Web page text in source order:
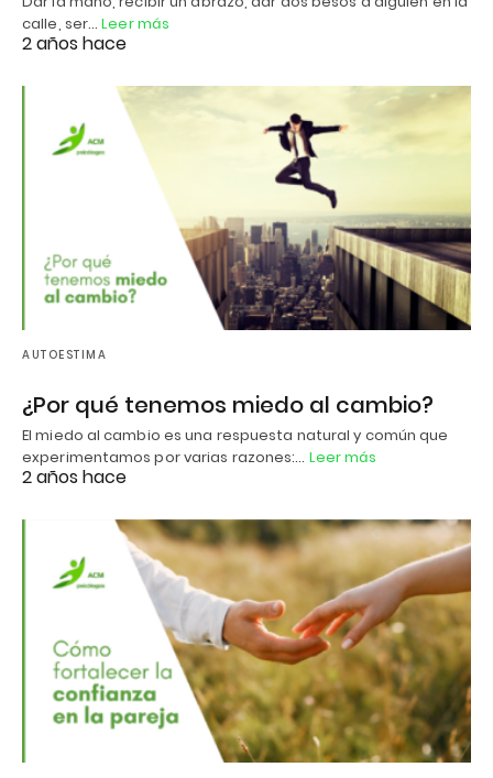
calle, ser…Leer más
2 años hace
AUTOESTIMA
¿Por qué tenemos miedo al cambio?
El miedo al cambio es una respuesta natural y común que
experimentamos por varias razones:… Leer más
2 años hace